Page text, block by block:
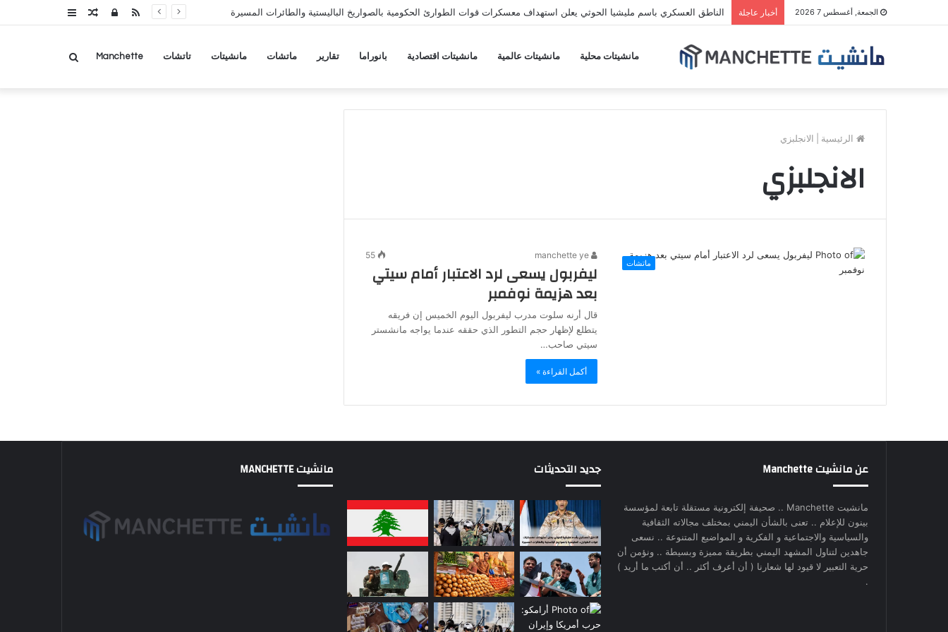
الجمعة, أغسطس 7 2026 أخبار عاجلة الناطق العسكري باسم مليشيا الحوثي يعلن استهداف معسكرات قوات الطوارئ الحكومية بالصواريخ الباليستية والطائرات المسيرة عمودمقالتسجيلRSS
مانشيتات محلية مانشيتات عالمية مانشيتات اقتصادية بانوراما تقارير ماتشات مانشيتات تاتشات Manchette بحث
الرئيسية الانجلبزي
الانجلبزي
ماتشات
55
ليفربول يسعى لرد الاعتبار أمام سيتي
بعد هزيمة نوفمبر
قال أرنه سلوت مدرب ليفربول اليوم الخميس إن فريقه
يتطلع لإظهار حجم التطور الذي حققه عندما يواجه مانشستر
سيتي صاحب…
أكمل القراءة »
عن مانشيت Manchette
مانشيت Manchette .. صحيفة إلكترونية مستقلة تابعة لمؤسسة
بينون للإعلام .. تعنى بالشأن اليمني بمختلف مجالاته الثقافية
والسياسية والاجتماعية و الفكرية و المواضيع المتنوعة .. نسعى
جاهدين لتناول المشهد اليمني بطريقة مميزة وبسيطة .. ونؤمن أن
حرية التعبير لا قيود لها شعارنا ( أن أعرف أكثر .. أن أكتب ما أريد )
.
جديد التحديثات مانشيت MANCHETTE